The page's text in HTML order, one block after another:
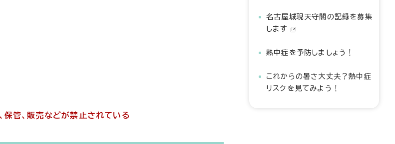
管、販売などが禁止されている
名古屋城現天守閣の記録を募集
します
熱中症を予防しましょう！
これからの暑さ大丈夫？熱中症
リスクを見てみよう！